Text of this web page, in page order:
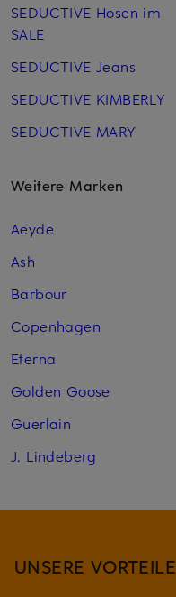
SEDUCTIVE Hosen im
SALE
SEDUCTIVE Jeans
SEDUCTIVE KIMBERLY
SEDUCTIVE MARY
Weitere Marken
Aeyde
Ash
Barbour
Copenhagen
Eterna
Golden Goose
Guerlain
J. Lindeberg
UNSERE VORTEILE